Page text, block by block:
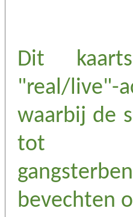
Dit
"real/live"-
waarbij de
tot
bevechten